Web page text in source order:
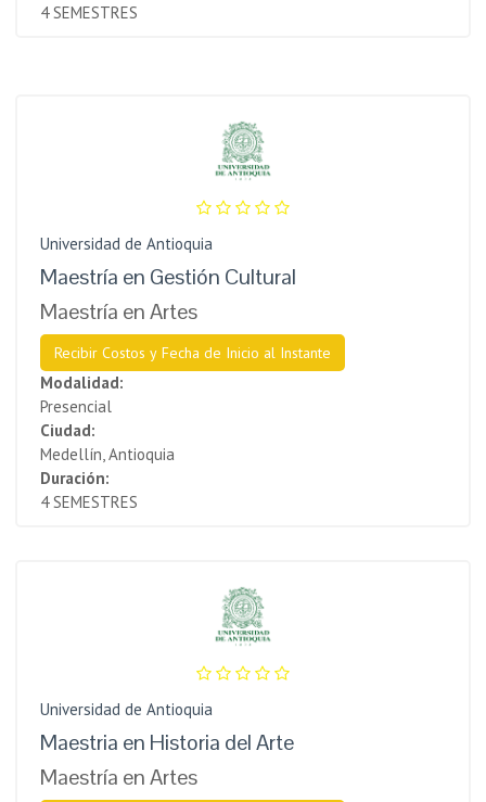
4 SEMESTRES
Universidad de Antioquia
Maestría en Gestión Cultural
Maestría en Artes
Recibir Costos y Fecha de Inicio al Instante
Modalidad:
Presencial
Ciudad:
Medellín, Antioquia
Duración:
4 SEMESTRES
Universidad de Antioquia
Maestria en Historia del Arte
Maestría en Artes